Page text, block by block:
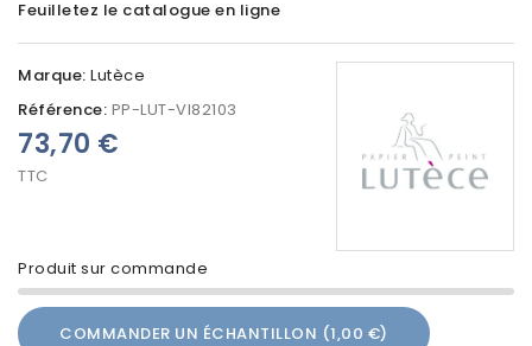
Feuilletez le catalogue en ligne
Marque: Lutèce
Référence: PP-LUT-VI82103
Produit sur commande
73,70 €
TTC
COMMANDER UN ÉCHANTILLON (1,00 €)